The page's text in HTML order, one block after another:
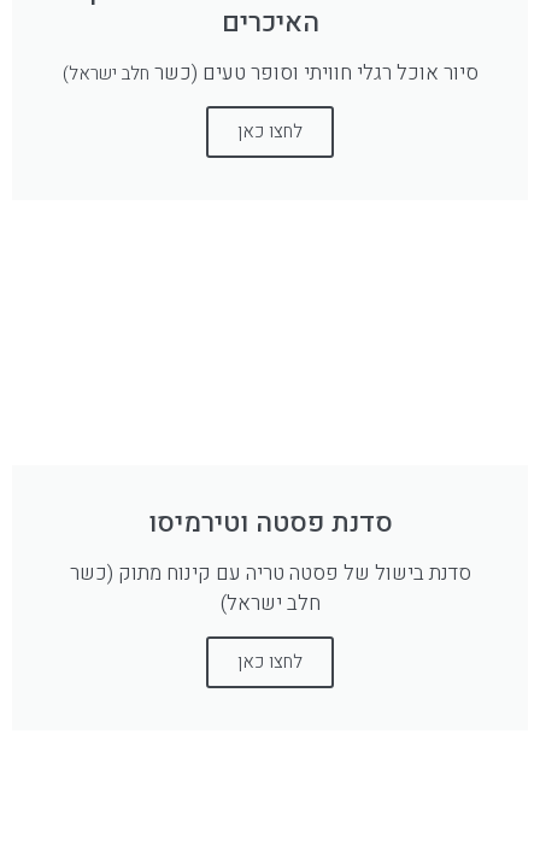
האיכרים
סיור אוכל רגלי חוויתי וסופר טעים (כשר חלב ישראל)
לחצו כאן
סדנת פסטה וטירמיסו
סדנת בישול של פסטה טריה עם קינוח מתוק (כשר
חלב ישראל)
לחצו כאן